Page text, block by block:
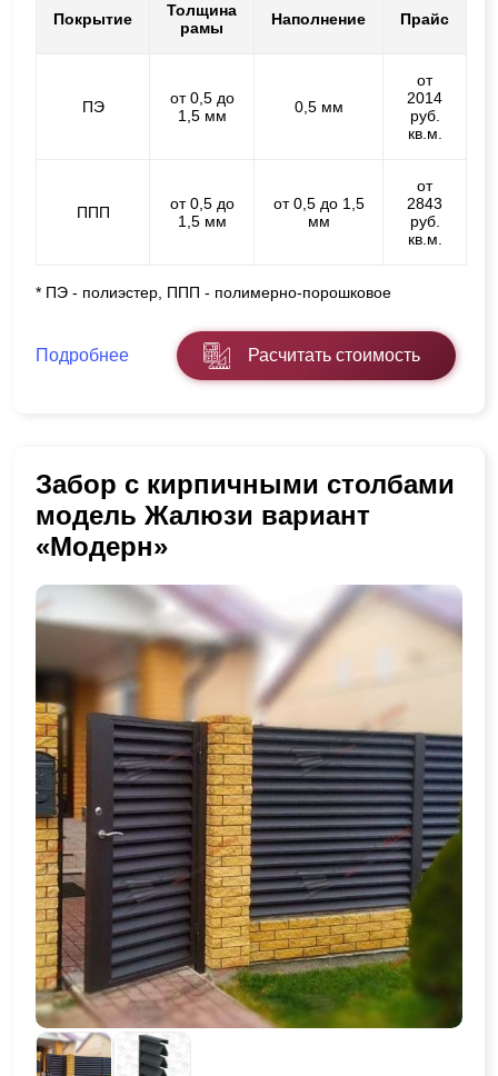
Покрытие
Толщина
рамы
Наполнение Прайс
ПЭ
от 0,5 до
1,5 мм
0,5 мм
от
2014
руб.
кв.м.
ППП
от 0,5 до
1,5 мм
от 0,5 до 1,5
мм
от
2843
руб.
кв.м.
* ПЭ - полиэстер, ППП - полимерно-порошковое
Подробнее Расчитать стоимость
Забор с кирпичными столбами
модель Жалюзи вариант
«Модерн»